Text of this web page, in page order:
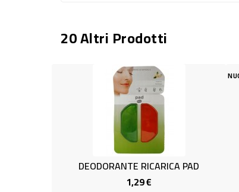
20 Altri Prodotti
DEODORANTE RICARICA PAD
1,29 €Prezzo